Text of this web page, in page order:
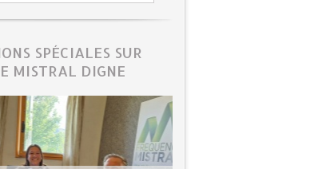
SPÉCIALES SUR
MISTRAL DIGNE